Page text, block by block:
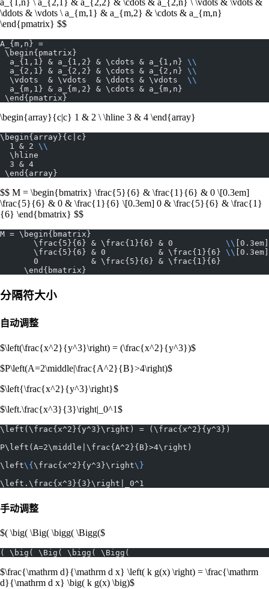
a_{1,n} \ a_{2,1} & a_{2,2} & \cdots & a_{2,n} \ \vdots & \vdots &
\ddots & \vdots \ a_{m,1} & a_{m,2} & \cdots & a_{m,n}
\end{pmatrix} $$
A_{m,n} =
\begin{pmatrix}
  a_{1,1} & a_{1,2} & \cdots & a_{1,n}
\\
  a_{2,1} & a_{2,2} & \cdots & a_{2,n}
\\
  \vdots  & \vdots  & \ddots & \vdots
\\
  a_{m,1} & a_{m,2} & \cdots & a_{m,n}
\end{pmatrix}
\begin{array}{c|c} 1 & 2 \ \hline 3 & 4 \end{array}
\begin{array}{c|c}
  1 & 2
\\
  \hline
  3 & 4
\end{array}
$$ M = \begin{bmatrix} \frac{5}{6} & \frac{1}{6} & 0 \[0.3em]
\frac{5}{6} & 0 & \frac{1}{6} \[0.3em] 0 & \frac{5}{6} & \frac{1}
{6} \end{bmatrix} $$
M = \begin{bmatrix}
       \frac{5}{6} & \frac{1}{6} & 0
\\
[0.3em]
       \frac{5}{6} & 0           & \frac{1}{6}
\\
[0.3em]
       0           & \frac{5}{6} & \frac{1}{6}
     \end{bmatrix}
分隔符大小
自动调整
$\left(\frac{x^2}{y^3}\right) = (\frac{x^2}{y^3})$
$P\left(A=2\middle|\frac{A^2}{B}>4\right)$
$\left{\frac{x^2}{y^3}\right}$
$\left.\frac{x^3}{3}\right|_0^1$
\left(\frac{x^2}{y^3}\right) = (\frac{x^2}{y^3})
P\left(A=2\middle|\frac{A^2}{B}>4\right)
\left\{\frac{x^2}{y^3}\right\}
\left.\frac{x^3}{3}\right|_0^1
手动调整
$( \big( \Big( \bigg( \Bigg($
( \big( \Big( \bigg( \Bigg(
$\frac{\mathrm d}{\mathrm d x} \left( k g(x) \right) = \frac{\mathrm
d}{\mathrm d x} \big( k g(x) \big)$